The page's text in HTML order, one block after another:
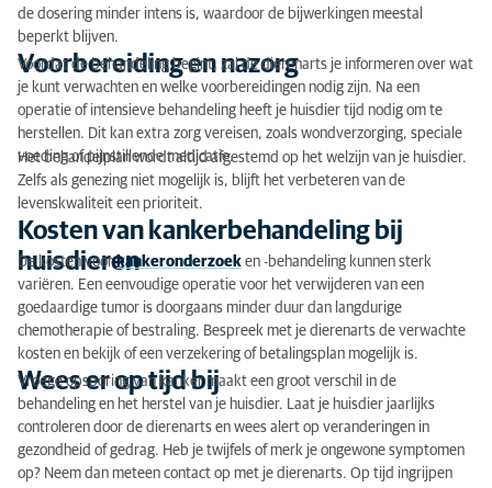
de dosering minder intens is, waardoor de bijwerkingen meestal
beperkt blijven.
Voorbereiding en nazorg
Voordat de behandeling begint, zal de dierenarts je informeren over wat
je kunt verwachten en welke voorbereidingen nodig zijn. Na een
operatie of intensieve behandeling heeft je huisdier tijd nodig om te
herstellen. Dit kan extra zorg vereisen, zoals wondverzorging, speciale
voeding of pijnstillende medicatie.
Het behandelplan wordt altijd afgestemd op het welzijn van je huisdier.
Zelfs als genezing niet mogelijk is, blijft het verbeteren van de
levenskwaliteit een prioriteit.
Kosten van kankerbehandeling bij
huisdieren
De kosten voorkankeronderzoek en -behandeling kunnen sterk
variëren. Een eenvoudige operatie voor het verwijderen van een
goedaardige tumor is doorgaans minder duur dan langdurige
chemotherapie of bestraling. Bespreek met je dierenarts de verwachte
kosten en bekijk of een verzekering of betalingsplan mogelijk is.
Wees er op tijd bij
Vroege opsporing van kanker maakt een groot verschil in de
behandeling en het herstel van je huisdier. Laat je huisdier jaarlijks
controleren door de dierenarts en wees alert op veranderingen in
gezondheid of gedrag. Heb je twijfels of merk je ongewone symptomen
op? Neem dan meteen contact op met je dierenarts. Op tijd ingrijpen